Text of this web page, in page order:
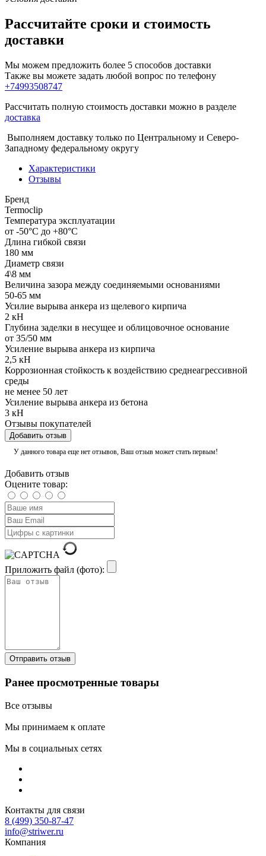
Рассчитайте сроки и стоимость
доставки
Мы можем предложить более 5 способов доставки
Также вы можете задать любой вопрос по телефону
+74993508747
Рассчитать полную стоимость доставки можно в разделе
доставка
Выполняем доставку только по Центральному и Северо-
Западному федеральному округу
Характеристики
Отзывы
Бренд
Termoclip
Температура эксплуатации
от -50°С до +80°С
Длина гибкой связи
180 мм
Диаметр связи
4\8 мм
Величина зазора между соединяемыми основаниями
50-65 мм
Усилие вырыва анкера из щелевого кирпича
2 кН
Глубина заделки в несущее и облицовочное основание
от 35/50 мм
Усиление вырыва анкера из кирпича
2,5 кН
Коррозионная стойкость к воздействию среднеагрессивной
среды
не менее 50 лет
Усиление вырыва анкера из бетона
3 кН
Отзывы покупателей
Добавить отзыв
У данного товара еще нет отзывов, Ваш отзыв может стать первым!
Добавить отзыв
Оцените товар:
Приложить файл (фото):
Ранее просмотренные товары
Все отзывы
Мы принимаем к оплате
Мы в социальных сетях
Контакты для связи
8 (499) 350-87-47
info@striwer.ru
Компания